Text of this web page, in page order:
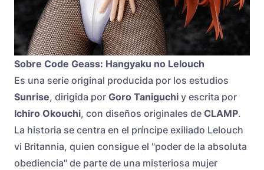
Sobre Code Geass: Hangyaku no Lelouch
Es una serie original producida por los estudios
Sunrise, dirigida por Goro Taniguchi y escrita por
Ichiro Okouchi, con diseños originales de CLAMP.
La historia se centra en el príncipe exiliado Lelouch
vi Britannia, quien consigue el "poder de la absoluta
obediencia" de parte de una misteriosa mujer